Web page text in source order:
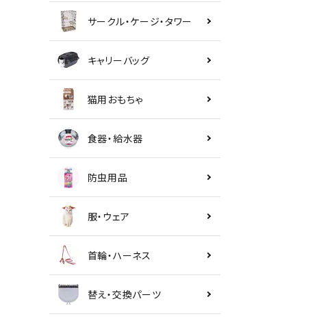
サークル・ケージ・タワー
キャリーバッグ
猫用おもちゃ
食器・給水器
防虫用品
服・ウェア
首輪・ハーネス
替え・交換パーツ